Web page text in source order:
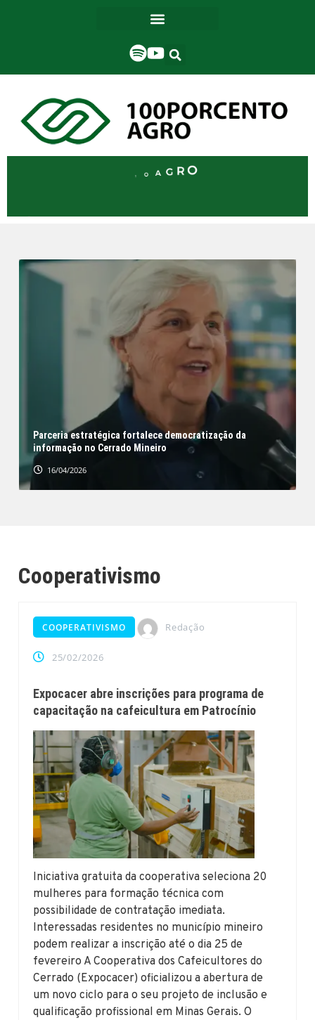
Parceria estratégica fortalece democratização da
informação no Cerrado Mineiro
16/04/2026
Cooperativismo
COOPERATIVISMO Redação
25/02/2026
Expocacer abre inscrições para programa de
capacitação na cafeicultura em Patrocínio
Iniciativa gratuita da cooperativa seleciona 20
mulheres para formação técnica com
possibilidade de contratação imediata.
Interessadas residentes no município mineiro
podem realizar a inscrição até o dia 25 de
fevereiro A Cooperativa dos Cafeicultores do
Cerrado (Expocacer) oficializou a abertura de
um novo ciclo para o seu projeto de inclusão e
qualificação profissional em Minas Gerais. O